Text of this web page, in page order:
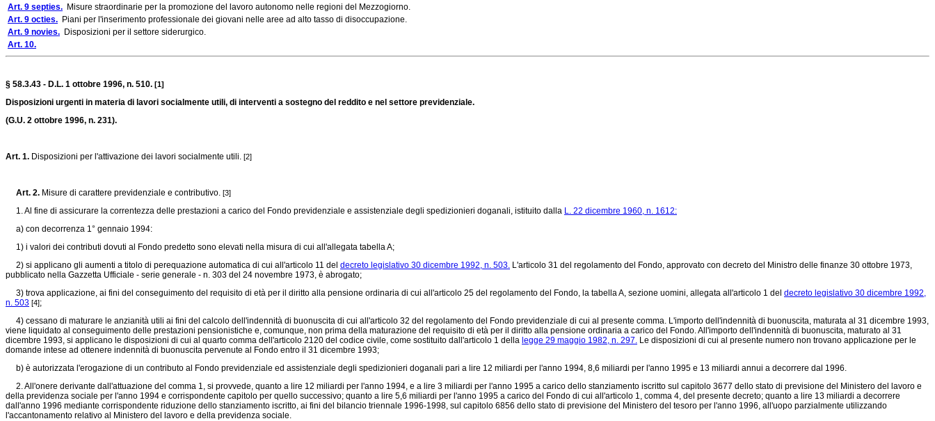
Art. 9 septies. Misure straordinarie per la promozione del lavoro autonomo nelle regioni del Mezzogiorno.
Art. 9 octies. Piani per l'inserimento professionale dei giovani nelle aree ad alto tasso di disoccupazione.
Art. 9 novies. Disposizioni per il settore siderurgico.
Art. 10.
§ 58.3.43 - D.L. 1 ottobre 1996, n. 510. [1]
Disposizioni urgenti in materia di lavori socialmente utili, di interventi a sostegno del reddito e nel settore previdenziale.
(G.U. 2 ottobre 1996, n. 231).
Art. 1. Disposizioni per l'attivazione dei lavori socialmente utili. [2]
Art. 2. Misure di carattere previdenziale e contributivo. [3]
1. Al fine di assicurare la correntezza delle prestazioni a carico del Fondo previdenziale e assistenziale degli spedizionieri doganali, istituito dalla L. 22 dicembre 1960, n. 1612:
a) con decorrenza 1° gennaio 1994:
1) i valori dei contributi dovuti al Fondo predetto sono elevati nella misura di cui all'allegata tabella A;
2) si applicano gli aumenti a titolo di perequazione automatica di cui all'articolo 11 del decreto legislativo 30 dicembre 1992, n. 503. L'articolo 31 del regolamento del Fondo, approvato con decreto del Ministro delle finanze 30 ottobre 1973,
pubblicato nella Gazzetta Ufficiale - serie generale - n. 303 del 24 novembre 1973, è abrogato;
3) trova applicazione, ai fini del conseguimento del requisito di età per il diritto alla pensione ordinaria di cui all'articolo 25 del regolamento del Fondo, la tabella A, sezione uomini, allegata all'articolo 1 del decreto legislativo 30 dicembre 1992,
n. 503 [4];
4) cessano di maturare le anzianità utili ai fini del calcolo dell'indennità di buonuscita di cui all'articolo 32 del regolamento del Fondo previdenziale di cui al presente comma. L'importo dell'indennità di buonuscita, maturata al 31 dicembre 1993,
viene liquidato al conseguimento delle prestazioni pensionistiche e, comunque, non prima della maturazione del requisito di età per il diritto alla pensione ordinaria a carico del Fondo. All'importo dell'indennità di buonuscita, maturato al 31
dicembre 1993, si applicano le disposizioni di cui al quarto comma dell'articolo 2120 del codice civile, come sostituito dall'articolo 1 della legge 29 maggio 1982, n. 297. Le disposizioni di cui al presente numero non trovano applicazione per le
domande intese ad ottenere indennità di buonuscita pervenute al Fondo entro il 31 dicembre 1993;
b) è autorizzata l'erogazione di un contributo al Fondo previdenziale ed assistenziale degli spedizionieri doganali pari a lire 12 miliardi per l'anno 1994, 8,6 miliardi per l'anno 1995 e 13 miliardi annui a decorrere dal 1996.
2. All'onere derivante dall'attuazione del comma 1, si provvede, quanto a lire 12 miliardi per l'anno 1994, e a lire 3 miliardi per l'anno 1995 a carico dello stanziamento iscritto sul capitolo 3677 dello stato di previsione del Ministero del lavoro e
della previdenza sociale per l'anno 1994 e corrispondente capitolo per quello successivo; quanto a lire 5,6 miliardi per l'anno 1995 a carico del Fondo di cui all'articolo 1, comma 4, del presente decreto; quanto a lire 13 miliardi a decorrere
dall'anno 1996 mediante corrispondente riduzione dello stanziamento iscritto, ai fini del bilancio triennale 1996-1998, sul capitolo 6856 dello stato di previsione del Ministero del tesoro per l'anno 1996, all'uopo parzialmente utilizzando
l'accantonamento relativo al Ministero del lavoro e della previdenza sociale.